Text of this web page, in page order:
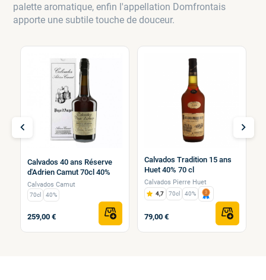
palette aromatique, enfin l'appellation Domfrontais
apporte une subtile touche de douceur.
Calvados 40 ans Réserve
d'Adrien Camut 70cl 40%
Calvados Camut
70cl 40%
259,00 €
Calvados Tradition 15 ans
Huet 40% 70 cl
Calvados Pierre Huet
4,7 70cl 40%
79,00 €
chevron_left chevron_right